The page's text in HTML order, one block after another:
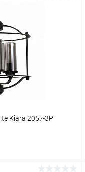
Сравнение
В наличии
Kiara 2057-3P